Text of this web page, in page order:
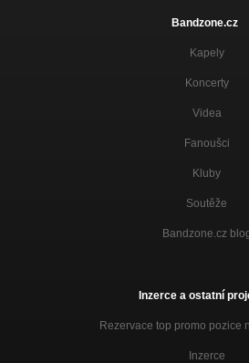
Bandzone.cz
Kapely
Koncerty
Videa
Fanoušci
Kluby
Soutěže
Bandzone.cz
Inzerce a ostatní
Rezervace top promo pozice
Inzerce